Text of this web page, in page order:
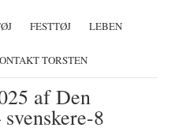
FESTTØJ LEBEN
TORSTEN
af Den
8